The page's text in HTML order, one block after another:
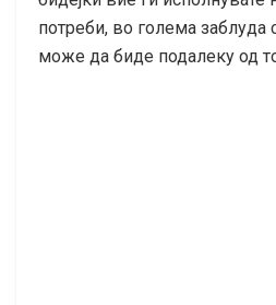
потреби, во голема заблуда
може да биде подалеку од